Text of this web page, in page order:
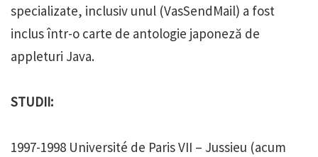
specializate, inclusiv unul (VasSendMail) a fost
inclus într-o carte de antologie japoneză de
appleturi Java.
STUDII:
1997-1998 Université de Paris VII – Jussieu (acum